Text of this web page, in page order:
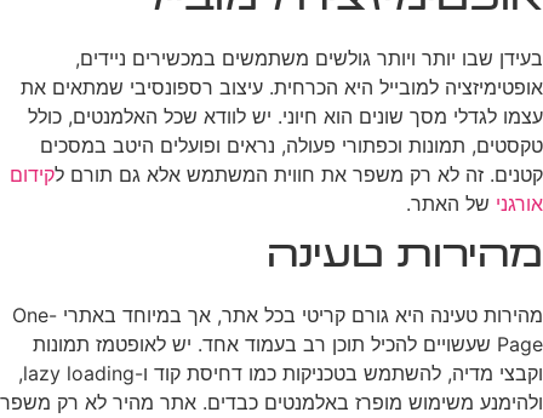
בעידן שבו יותר ויותר גולשים משתמשים במכשירים ניידים,
אופטימיזציה למובייל היא הכרחית. עיצוב רספונסיבי שמתאים את
עצמו לגדלי מסך שונים הוא חיוני. יש לוודא שכל האלמנטים, כולל
טקסטים, תמונות וכפתורי פעולה, נראים ופועלים היטב במסכים
קטנים. זה לא רק משפר את חווית המשתמש אלא גם תורם לקידום
אורגני של האתר.
מהירות טעינה
מהירות טעינה היא גורם קריטי בכל אתר, אך במיוחד באתרי One-
Page שעשויים להכיל תוכן רב בעמוד אחד. יש לאופטמז תמונות
וקבצי מדיה, להשתמש בטכניקות כמו דחיסת קוד ו-lazy loading,
ולהימנע משימוש מופרז באלמנטים כבדים. אתר מהיר לא רק משפר